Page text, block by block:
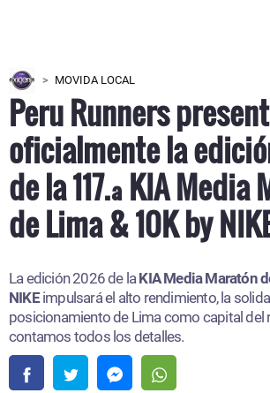
MOVIDA LOCAL
Peru Runners
oficialmente la
de la 117.ª KIA Media
de Lima & 10K by
La edición 2026 de la KIA Media Maratón
NIKEimpulsará el alto rendimiento, la
posicionamiento de Lima como capital del
contamos todos los detalles.